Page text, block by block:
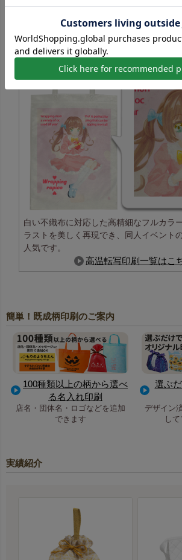
高温転写印刷の特長
白い不織布に対応した高精細なフルカラ
ラストを美しく再現でき、同人イベント
人気です。
高温転写印刷一覧はこ
簡単！既成柄印刷のご案内
100種類以上の柄から選べ
る名入れ印刷
店名・団体名・ロゴなどを追加
できます
選ぶ
デザイン
し
実績紹介